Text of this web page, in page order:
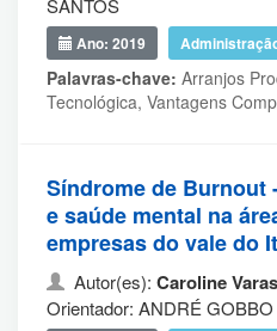
SANTOS
Ano: 2019
Palavras-chave: Arranjos
Tecnológica, Vantagens
Síndrome de Burnout
e saúde mental na
empresas do vale do
Autor(es): Caroline
Orientador: ANDRÉ GOBBO